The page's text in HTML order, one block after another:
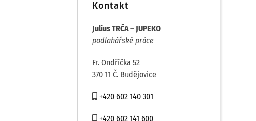
Kontakt
Julius TRČA – JUPEKO
podlahářské práce
Fr. Ondříčka 52
370 11 Č. Budějovice
+420 602 140 301
+420 602 141 600